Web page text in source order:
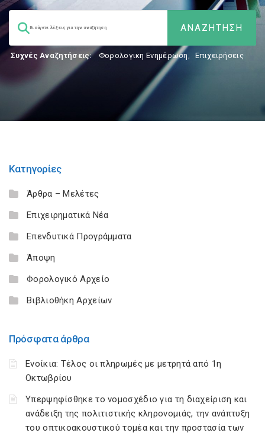
Συχνές Αναζητήσεις: Φορολογικη Ενημέρωση, Επιχειρήσεις
Κατηγορίες
Άρθρα – Μελέτες
Επιχειρηματικά Νέα
Επενδυτικά Προγράμματα
Άποψη
Φορολογικό Αρχείο
Βιβλιοθήκη Αρχείων
Πρόσφατα άρθρα
Ενοίκια: Τέλος οι πληρωμές με μετρητά από 1η
Οκτωβρίου
Υπερψηφίσθηκε το νομοσχέδιο για τη διαχείριση και
ανάδειξη της πολιτιστικής κληρονομιάς, την ανάπτυξη
του οπτικοακουστικού τομέα και την προστασία των